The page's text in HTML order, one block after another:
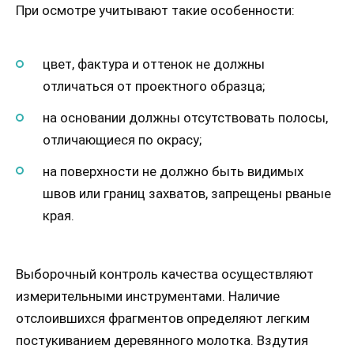
При осмотре учитывают такие особенности:
цвет, фактура и оттенок не должны
отличаться от проектного образца;
на основании должны отсутствовать полосы,
отличающиеся по окрасу;
на поверхности не должно быть видимых
швов или границ захватов, запрещены рваные
края.
Выборочный контроль качества осуществляют
измерительными инструментами. Наличие
отслоившихся фрагментов определяют легким
постукиванием деревянного молотка. Вздутия